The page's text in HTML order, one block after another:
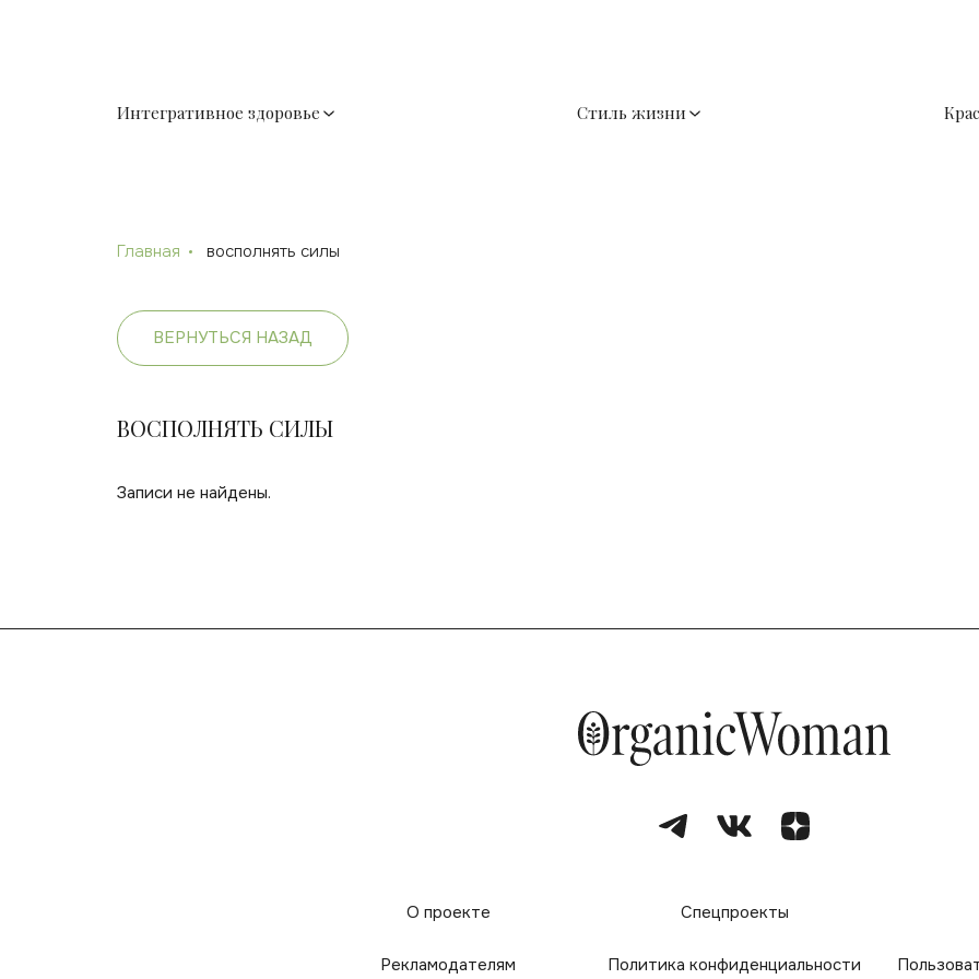
Интегративное здоровье Стиль жизни
Главная восполнять силы
ВЕРНУТЬСЯ НАЗАД
ВОСПОЛНЯТЬ СИЛЫ
Записи не найдены.
О проекте Спецпроекты
Рекламодателям Политика конфиденциальности